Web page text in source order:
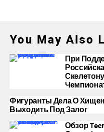
You May Also
При
Фигуранты Дела О
Выходить Под Залог
Обзор